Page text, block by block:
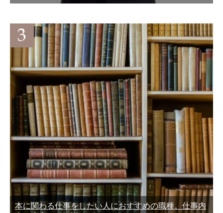
本に関わる仕事をしたい人におすすめの職種。仕事内